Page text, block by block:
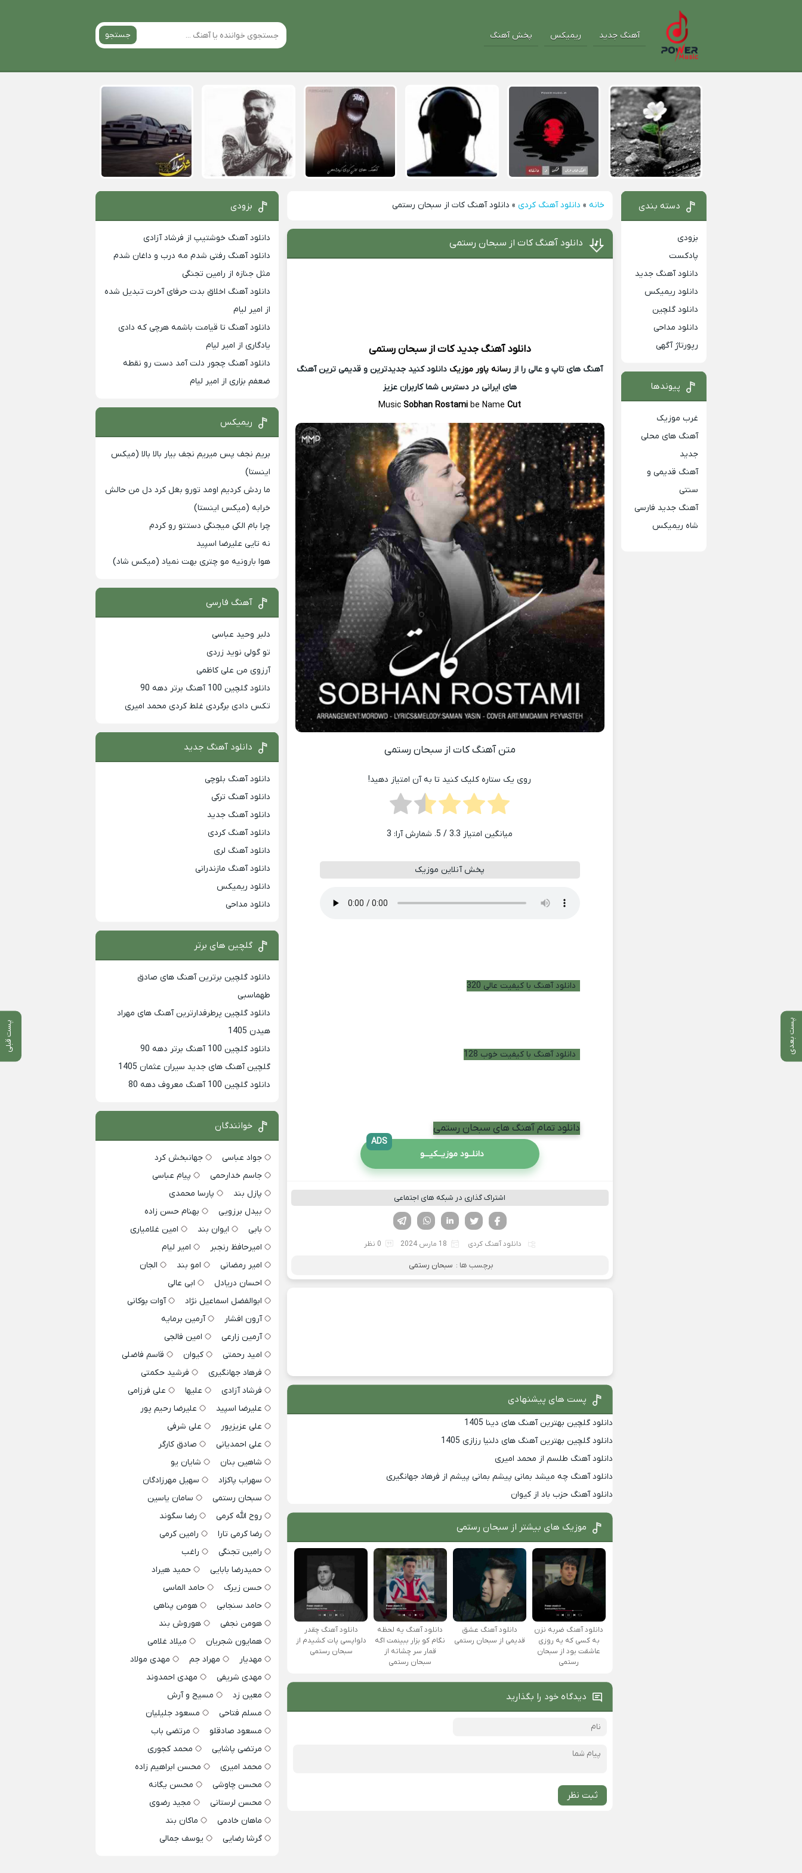
آهنگ جدید ریمیکس پخش آهنگ جستجو
خانه » دانلود آهنگ کردی » دانلود آهنگ کات از سبحان رستمی
پست بعدی پست قبلی
دانلود آهنگ کات از سبحان رستمی
دانلود آهنگ جدید کات ازسبحان رستمی
آهنگ های تاپ و عالی را از رسانه پاور موزیک دانلود کنید جدیدترین و قدیمی ترین آهنگ
های ایرانی در دسترس شما کاربران عزیز
Music Sobhan Rostamibe Name Cut
متن آهنگ کات از سبحان رستمی
روی یک ستاره کلیک کنید تا به آن امتیاز دهید!
میانگین امتیاز 3.3/ 5. شمارش آرا: 3
پخش آنلاین موزیک
دانلود آهنگ با کیفیت عالی 320
دانلود آهنگ با کیفیت خوب 128
دانلود تمام آهنگ های سبحان رستمی
دانلــود موزیــکیـــو
ADS
اشتراک گذاری در شبکه های اجتماعی
لینکدین تویتر
فیسوک
دانلود آهنگ کردی 18 مارس 2024 0 نظر
برچسب ها : سبحان رستمی
پست های پیشنهادی
دانلود گلچین بهترین آهنگ های دینا 1405
دانلود گلچین بهترین آهنگ های دلنیا رزازی 1405
دانلود آهنگ طلسم از محمد امیری
دانلود آهنگ چه میشد بمانی پیشم بمانی پیشم از فرهاد جهانگیری
دانلود آهنگ حزب باد از کیوان
موزیک های بیشتر از سبحان رستمی
دانلود آهنگ ضربه نزن
به کسی که یه روزی
عاشقت بود از سبحان
رستمی
دانلود آهنگ عشق
قدیمی از سبحان رستمی
دانلود آهنگ یه لحظه
نگام کو بزار ببینمت اگه
قمار سر چشاته از
سبحان رستمی
دانلود آهنگ چقدر
دلواپسی پات کشیدم از
سبحان رستمی
دیدگاه خود را بگذارید
ثبت نظر
دسته بندی
بزودی
پادکست
دانلود آهنگ جدید
دانلود ریمیکس
دانلود گلچین
دانلود مداحی
رپورتاژ آگهی
پیوندها
غرب موزیک
آهنگ های محلی
جدید
آهنگ قدیمی و
سنتی
آهنگ جدید فارسی
شاه ریمیکس
بزودی
دانلود آهنگ خوشتیپ از فرشاد آزادی
دانلود آهنگ رفتی شدم مه درب و داغان شدم
مثل جنازه از رامین تجنگی
دانلود آهنگ اخلاق بدت حرفای آخرت تبدیل شده
از امیر لیام
دانلود آهنگ تا قیامت باشمه هرچی که دادی
یادگاری از امیر لیام
دانلود آهنگ چجور دلت آمد دست رو نقطه
ضعفم بزاری از امیر لیام
ریمیکس
بریم نجف پس میریم نجف بیار بالا بالا (میکس
اینستا)
ما ردش کردیم اومد تورو بغل کرد دل من حالش
خرابه (میکس اینستا)
چرا بام الکی میجنگی دستتو رو کردم
نه تایی علیرضا اسپید
هوا بارونیه مو چتری بهت نمیاد (میکس شاد)
آهنگ فارسی
دلبر وحید عباسی
تو گولی نوید زردی
آرزوی من علی کاظمی
دانلود گلچین 100 آهنگ برتر دهه 90
تکس دادی برگردی غلط کردی محمد امیری
دانلود آهنگ جدید
دانلود آهنگ بلوچی
دانلود آهنگ ترکی
دانلود آهنگ جدید
دانلود آهنگ کردی
دانلود آهنگ لری
دانلود آهنگ مازندرانی
دانلود ریمیکس
دانلود مداحی
گلچین های برتر
دانلود گلچین برترین آهنگ های صادق
طهماسبی
دانلود گلچین پرطرفدارترین آهنگ های مهراد
هیدن 1405
دانلود گلچین 100 آهنگ برتر دهه 90
گلچین آهنگ های جدید سیران عثمان 1405
دانلود گلچین 100 آهنگ معروف دهه 80
خوانندگان
جواد عباسی
جهانبخش کرد
جاسم خدارحمی
پیام عباسی
پازل بند
پارسا محمدی
بیدل برزویی
بهنام حسن زاده
بابی
ایوان بند
امین غلامیاری
امیرحافظ رنجبر
امیر لیام
امیر رمضانی
امو بند
الجان
احسان دریادل
ابی عالی
ابوالفضل اسماعیل نژاد
آوات بوکانی
آرون افشار
آرمین برمایه
آرمین زارعی
امین فالجی
امید رحمتی
کیوان
قاسم فاضلی
فرهاد جهانگیری
فرشید حکمتی
فرشاد آزادی
علیها
علی فرزامی
علیرضا اسپید
علیرضا رحیم پور
علی عزیزپور
علی شرفی
علی احمدیانی
صادق کارگر
شاهین بنان
شایان یو
سهراب پاکزاد
سهیل مهرزادگان
سبحان رستمی
سامان یاسین
روح الله کرمی
رضا سگوند
رضا کرمی تارا
رامین کرمی
رامین تجنگی
راغب
حمیدرضا بابایی
حمید هیراد
حسن زیرک
حامد الماسی
حامد سنجابی
هومن پناهی
هومن نجفی
هوروش بند
همایون شجریان
میلاد غلامی
مهدیار
مهراد جم
مهدی مولاد
مهدی شریفی
مهدی احمدوند
معین زد
مسیح و آرش
مسلم فتاحی
مسعود جلیلیان
مسعود صادقلو
مرتضی باب
مرتضی پاشایی
محمد کجوری
محمد امیری
محسن ابراهیم زاده
محسن چاوشی
محسن یگانه
محسن لرستانی
مجید رضوی
ماهان خادمی
ماکان بند
گرشا رضایی
یوسف جمالی